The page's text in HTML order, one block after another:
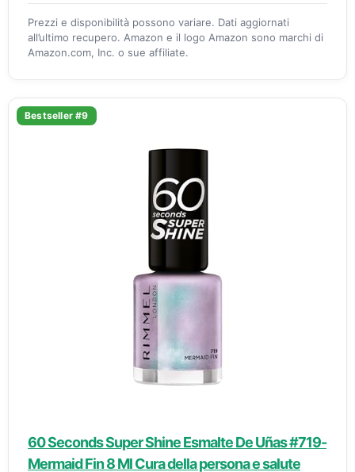
Prezzi e disponibilità possono variare. Dati aggiornati
all’ultimo recupero. Amazon e il logo Amazon sono marchi di
Amazon.com, Inc. o sue affiliate.
Bestseller #9
60 Seconds Super Shine Esmalte De Uñas #719-
Mermaid Fin 8 Ml Cura della persona e salute